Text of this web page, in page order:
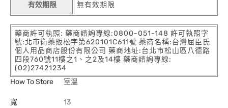
有效期限 無有效期限
藥商許可執照: 藥商諮詢專線:0800-051-148 許可執照字
號:北市衛藥販松字第620101C611號 藥商名稱:台灣屈臣氏
個人用品商店股份有限公司 藥商地址:台北市松山區八德路
四段760號11樓之1、之2及14樓 藥商諮詢專線:
(02)27421234
How To Store
室溫
寬 13